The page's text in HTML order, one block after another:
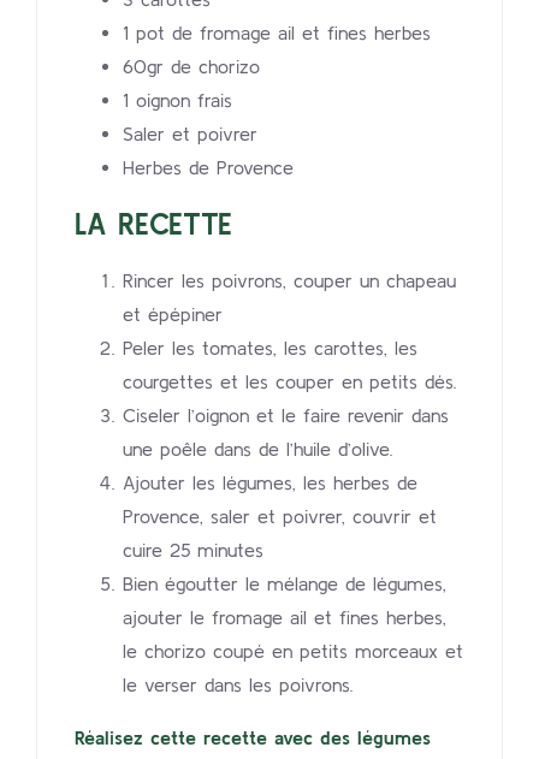
1 pot de fromage ail et fines herbes
60gr de chorizo
1 oignon frais
Saler et poivrer
Herbes de Provence
LA RECETTE
Rincer les poivrons, couper un chapeau
et épépiner
Peler les tomates, les carottes, les
courgettes et les couper en petits dés.
Ciseler l’oignon et le faire revenir dans
une poêle dans de l’huile d’olive.
Ajouter les légumes, les herbes de
Provence, saler et poivrer, couvrir et
cuire 25 minutes
Bien égoutter le mélange de légumes,
ajouter le fromage ail et fines herbes,
le chorizo coupé en petits morceaux et
le verser dans les poivrons.
Réalisez cette recette avec des légumes